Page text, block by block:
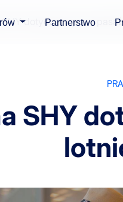
Partnerstwo
dotycząca praw
SHY